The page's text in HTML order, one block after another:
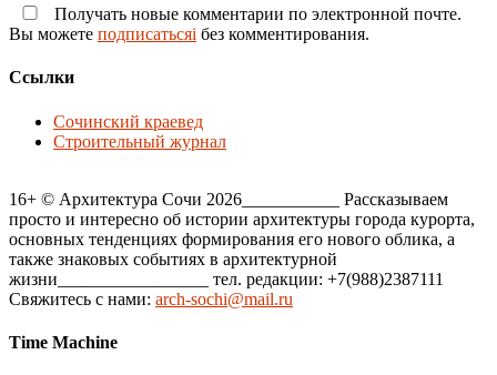
Получать новые комментарии по электронной почте.
Вы можете подписатьсяi без комментирования.
Ссылки
Сочинский краевед
Строительный журнал
16+ © Архитектура Сочи 2026___________ Рассказываем
просто и интересно об истории архитектуры города курорта,
основных тенденциях формирования его нового облика, а
также знаковых событиях в архитектурной
жизни_________________ тел. редакции: +7(988)2387111
Свяжитесь с нами: arch-sochi@mail.ru
Time Machine